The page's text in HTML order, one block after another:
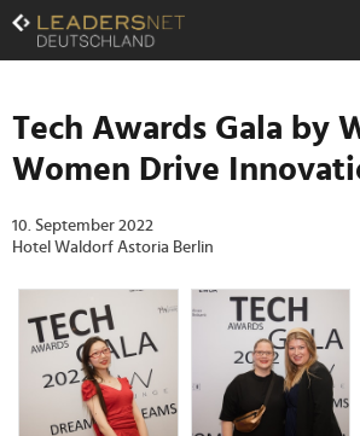
Zum
Inhalt
Zur
Navigation
Zur
Hauptnavigation
Tech Awards Gala by
Women Drive
10. September 2022
Hotel Waldorf Astoria Berlin